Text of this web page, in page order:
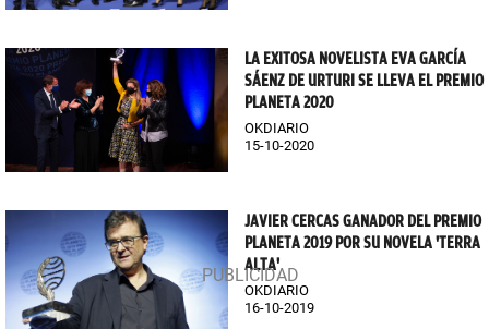
LA EXITOSA NOVELISTA EVA GARCÍA
SÁENZ DE URTURI SE LLEVA EL PREMIO
PLANETA 2020
OKDIARIO
15-10-2020
JAVIER CERCAS GANADOR DEL PREMIO
PLANETA 2019 POR SU NOVELA 'TERRA
ALTA'
OKDIARIO
16-10-2019